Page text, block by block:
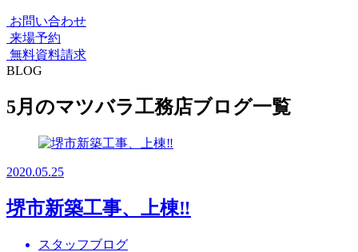
お問い合わせ
来場予約
無料資料請求
BLOG
5月のマツバラ工務店ブログ一覧
2020.05.25
堺市新築工事、上棟‼️
スタッフブログ